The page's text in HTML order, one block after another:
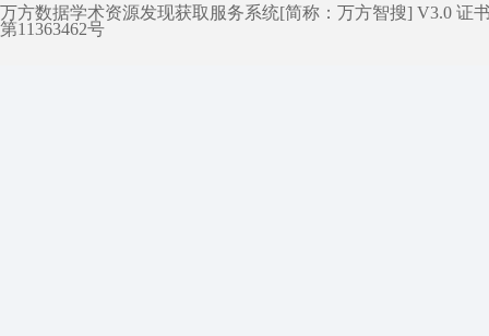
万方数据学术资源发现获取服务系统[简称：万方智搜] V3.0 证
第11363462号